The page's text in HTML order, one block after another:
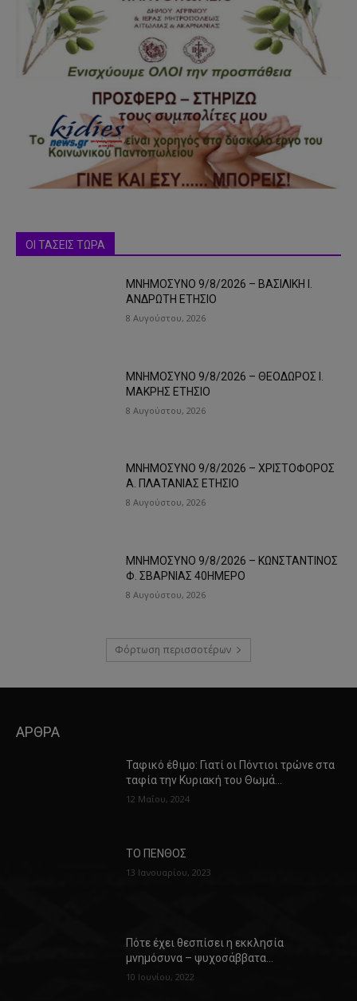
ΟΙ ΤΑΣΕΙΣ ΤΩΡΑ
ΜΝΗΜΟΣΥΝΟ 9/8/2026 – ΒΑΣΙΛΙΚΗ Ι.
ΑΝΔΡΩΤΗ ΕΤΗΣΙΟ
8 Αυγούστου, 2026
ΜΝΗΜΟΣΥΝΟ 9/8/2026 – ΘΕΟΔΩΡΟΣ Ι.
ΜΑΚΡΗΣ ΕΤΗΣΙΟ
8 Αυγούστου, 2026
ΜΝΗΜΟΣΥΝΟ 9/8/2026 – ΧΡΙΣΤΟΦΟΡΟΣ
Α. ΠΛΑΤΑΝΙΑΣ ΕΤΗΣΙΟ
8 Αυγούστου, 2026
ΜΝΗΜΟΣΥΝΟ 9/8/2026 – ΚΩΝΣΤΑΝΤΙΝΟΣ
Φ. ΣΒΑΡΝΙΑΣ 40ΗΜΕΡΟ
8 Αυγούστου, 2026
Φόρτωση περισσοτέρων
ΑΡΘΡΑ
Ταφικό έθιμο: Γιατί οι Πόντιοι τρώνε στα
ταφία την Κυριακή του Θωμά…
12 Μαΐου, 2024
ΤΟ ΠΕΝΘΟΣ
13 Ιανουαρίου, 2023
Πότε έχει θεσπίσει η εκκλησία
μνημόσυνα – ψυχοσάββατα…
10 Ιουνίου, 2022